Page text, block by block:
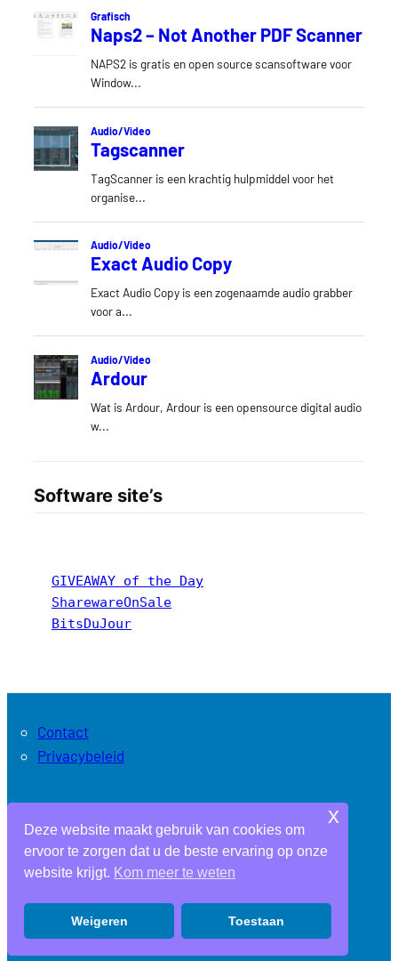
Software site’s
GIVEAWAY of the Day
SharewareOnSale
BitsDuJour
Contact
Privacybeleid
Software Tips
LIGHT
Deze website maakt gebruik van cookies om
ervoor te zorgen dat u de beste ervaring op onze
website krijgt. Kom meer te weten
Weigeren Toestaan
x